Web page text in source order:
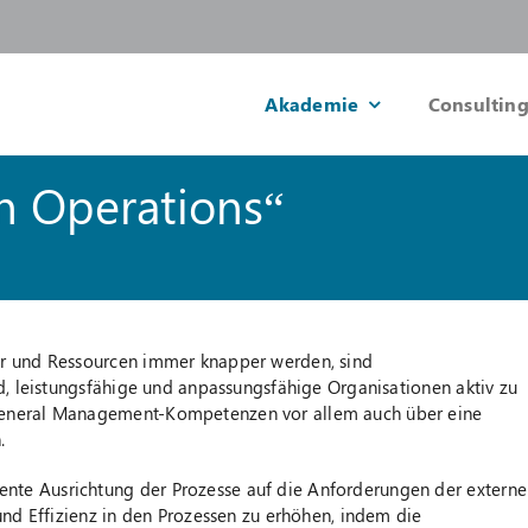
Akademie
Operations“
Ressourcen immer knapper werden, sind
leistungsfähige und anpassungsfähige Organisationen aktiv zu
Management-Kompetenzen vor allem auch über eine
Ausrichtung der Prozesse auf die Anforderungen der
Effizienz in den Prozessen zu erhöhen, indem die